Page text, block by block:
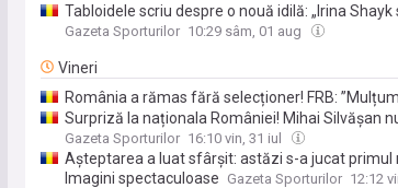
Tabloidele scriu despre o nouă idilă: „Irina
Gazeta Sporturilor 10:29 sâm, 01 aug
Vineri
România a rămas fără selecționer! FRB:
Surpriză la naționala României! Mihai Silvășan
Gazeta Sporturilor 16:10 vin, 31 iul
Așteptarea a luat sfârșit: astăzi s-a jucat primul
Imagini spectaculoase Gazeta Sporturilor 12:12